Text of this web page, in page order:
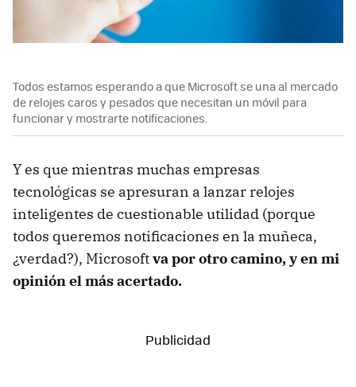
Todos estamos esperando a que Microsoft se una al mercado
de relojes caros y pesados que necesitan un móvil para
funcionar y mostrarte notificaciones.
Y es que mientras muchas empresas
tecnológicas se apresuran a lanzar relojes
inteligentes de cuestionable utilidad (porque
todos queremos notificaciones en la muñeca,
¿verdad?), Microsoftva por otro camino, y en mi
opinión el más acertado.